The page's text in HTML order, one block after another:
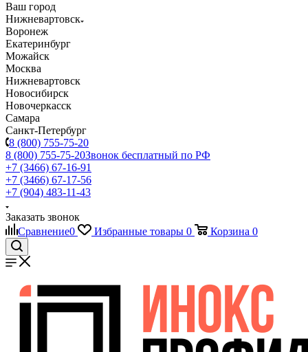
Ваш город
Нижневартовск
Воронеж
Екатеринбург
Можайск
Москва
Нижневартовск
Новосибирск
Новочеркасск
Самара
Санкт-Петербург
8 (800) 755-75-20
8 (800) 755-75-20Звонок бесплатный по РФ
+7 (3466) 67-16-91
+7 (3466) 67-17-56
+7 (904) 483-11-43
Заказать звонок
Сравнение0 Избранные товары 0 Корзина 0